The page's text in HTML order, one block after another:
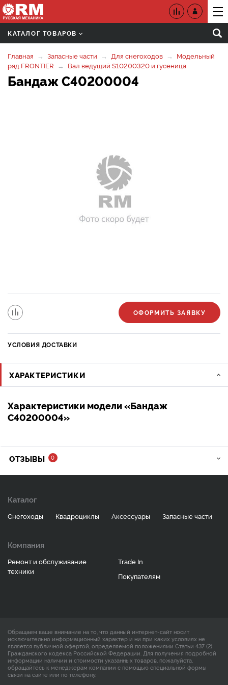
КАТАЛОГ ТОВАРОВ
Главная Запасные части Для снегоходов
Модельный
ряд FRONTIER
Вал ведущий S10200320 и гусеница
Бандаж C40200004
ОФОРМИТЬ ЗАЯВКУ
УСЛОВИЯ ДОСТАВКИ
ХАРАКТЕРИСТИКИ
Характеристики модели «Бандаж
C40200004»
ОТЗЫВЫ 0
Каталог
Снегоходы Квадроциклы Аксессуары Запасные части
Компания
Ремонт и обслуживание
техники
Trade In
Покупателям
Обращаем ваше внимание на то, что данный интернет-сайт носит
исключительно информационный характер и ни при каких условиях не
является публичной офертой, определяемой положениями Статьи 437 (2)
Гражданского кодекса Российской Федерации. Для получения подробной
информации наличии и стоимости указанных товаров, пожалуйста,
обращайтесь к менеджерам компании с помощью специальной формы
связи на сайте или по телефону.